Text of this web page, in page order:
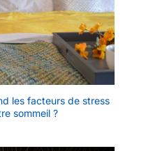
les facteurs de stress
sommeil ?